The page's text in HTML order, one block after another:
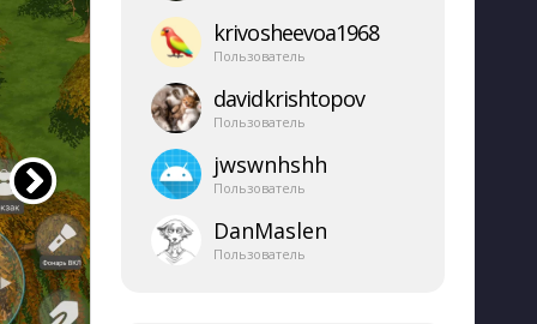
krivosheevoa1968
Пользователь
davidkrishtopov
Пользователь
jwswnhshh
Пользователь
DanMaslen
Пользователь